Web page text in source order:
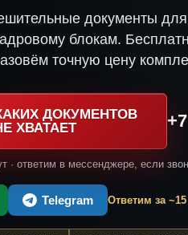
документы для
блокам.
точную цену
ДОКУМЕНТОВ
ХВАТАЕТ
· ответим в мессенджере, если
Telegram Ответим за